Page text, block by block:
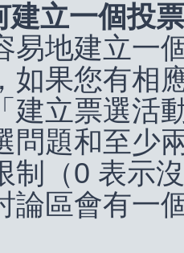
建立一個投
易地建立一
如果您有相
建立票選活
問題和至少
制（0 表示
論區會有一